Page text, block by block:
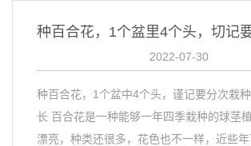
2022-07-30
种百合花，1个盆中4个头，谨记要分次栽
长 百合花是一种能够一年四季栽种的球茎
漂亮，种类还很多，花色也不一样，近些